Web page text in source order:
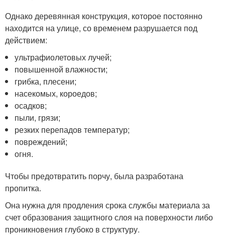
Однако деревянная конструкция, которое постоянно
находится на улице, со временем разрушается под
действием:
ультрафиолетовых лучей;
повышенной влажности;
грибка, плесени;
насекомых, короедов;
осадков;
пыли, грязи;
резких перепадов температур;
повреждений;
огня.
Чтобы предотвратить порчу, была разработана
пропитка.
Она нужна для продления срока службы материала за
счет образования защитного слоя на поверхности либо
проникновения глубоко в структуру.